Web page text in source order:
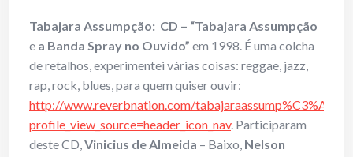
Tabajara Assumpção: CD – “Tabajara Assumpção
e a Banda Spray no Ouvido” em 1998. É uma colcha
de retalhos, experimentei várias coisas: reggae, jazz,
rap, rock, blues, para quem quiser ouvir:
http://www.reverbnation.com/
profile_view_source=header_icon_nav. Participaram
deste CD,Vinicius de Almeida – Baixo, Nelson